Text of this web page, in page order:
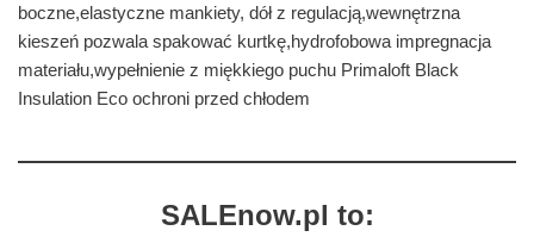
boczne,elastyczne mankiety, dół z regulacją,wewnętrzna
kieszeń pozwala spakować kurtkę,hydrofobowa impregnacja
materiału,wypełnienie z miękkiego puchu Primaloft Black
Insulation Eco ochroni przed chłodem
SALEnow.pl to: